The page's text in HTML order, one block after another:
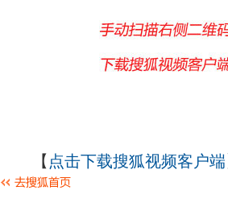
【 点击下载搜狐视频客户端